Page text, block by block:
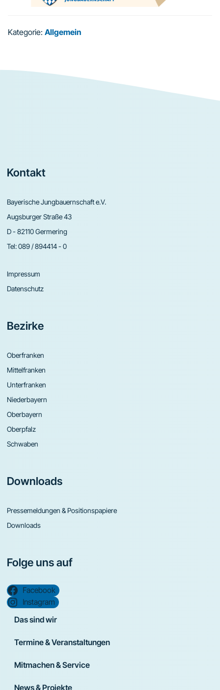
Kategorie: Allgemein
Footer
Kontakt
Bayerische Jungbauernschaft e.V.
Augsburger Straße 43
D - 82110 Germering
Tel:089 / 894414 - 0
Impressum
Datenschutz
Bezirke
Oberfranken
Mittelfranken
Unterfranken
Niederbayern
Oberbayern
Oberpfalz
Schwaben
Downloads
Pressemeldungen & Positionspapiere
Downloads
Folge uns auf
Facebook
Instagram
Das sind wir
Termine & Veranstaltungen
Mitmachen & Service
News & Projekte